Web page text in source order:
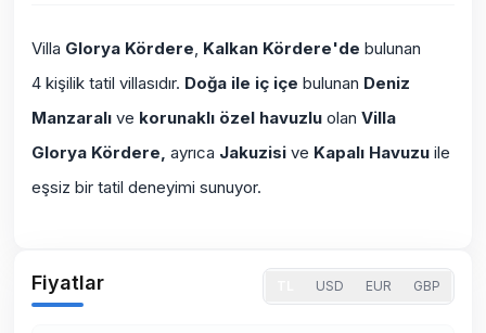
Villa Glorya Kördere, Kalkan Kördere'de bulunan
4 kişilik tatil villasıdır. Doğa ile iç içe bulunan Deniz
Manzaralı ve korunaklı özel havuzlu olan Villa
Glorya Kördere, ayrıca Jakuzisi ve Kapalı Havuzu ile
eşsiz bir tatil deneyimi sunuyor.
Fiyatlar USD EUR GBP